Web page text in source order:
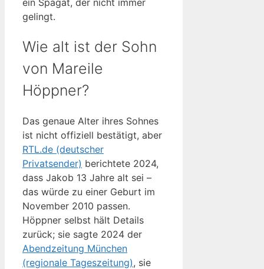
ein Spagat, der nicht immer
gelingt.
Wie alt ist der Sohn
von Mareile
Höppner?
Das genaue Alter ihres Sohnes
ist nicht offiziell bestätigt, aber
RTL.de (deutscher
Privatsender) berichtete 2024,
dass Jakob 13 Jahre alt sei –
das würde zu einer Geburt im
November 2010 passen.
Höppner selbst hält Details
zurück; sie sagte 2024 der
Abendzeitung München
(regionale Tageszeitung), sie